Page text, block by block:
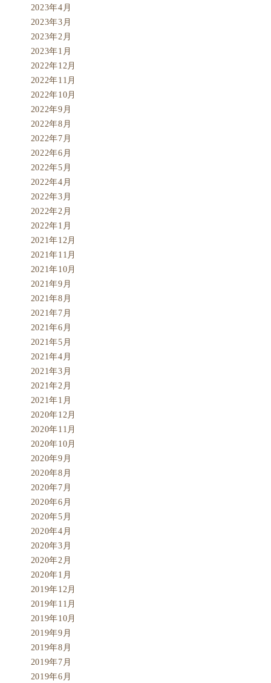
2023年4月
2023年3月
2023年2月
2023年1月
2022年12月
2022年11月
2022年10月
2022年9月
2022年8月
2022年7月
2022年6月
2022年5月
2022年4月
2022年3月
2022年2月
2022年1月
2021年12月
2021年11月
2021年10月
2021年9月
2021年8月
2021年7月
2021年6月
2021年5月
2021年4月
2021年3月
2021年2月
2021年1月
2020年12月
2020年11月
2020年10月
2020年9月
2020年8月
2020年7月
2020年6月
2020年5月
2020年4月
2020年3月
2020年2月
2020年1月
2019年12月
2019年11月
2019年10月
2019年9月
2019年8月
2019年7月
2019年6月